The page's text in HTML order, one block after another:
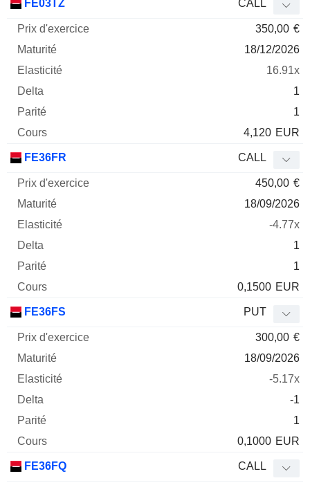
FE03TZ CALL
350,00 €
18/12/2026
16.91x
1
1
4,120 EUR
FE36FR CALL
450,00 €
18/09/2026
-4.77x
1
1
0,1500 EUR
FE36FS PUT
300,00 €
18/09/2026
-5.17x
-1
1
0,1000 EUR
FE36FQ CALL